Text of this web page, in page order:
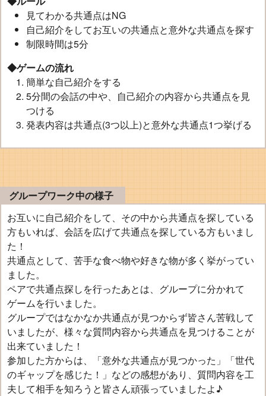
見てわかる共通点はNG
自己紹介をしてお互いの共通点と意外な共通点を探す
制限時間は5分
◆ゲームの流れ
簡単な自己紹介をする
5分間の会話の中や、自己紹介の内容から共通点を見
つける
発表内容は共通点(3つ以上)と意外な共通点1つ挙げる
グループワーク中の様子
お互いに自己紹介をして、その中から共通点を探している
方もいれば、会話を広げて共通点を探している方もいまし
た！
共通点として、苦手な食べ物や好きな物が多く挙がってい
ました。
ペアで共通点探しを行ったあとは、グループに分かれて
ゲームを行いました。
グループではなかなか共通点が見つからず皆さん苦戦して
いましたが、様々な質問内容から共通点を見つけることが
出来ていました！
参加した方からは、「意外な共通点が見つかった」「世代
のギャップを感じた！」などの感想があり、質問内容を工
夫して相手を知ろうと皆さん頑張っていましたよ♪